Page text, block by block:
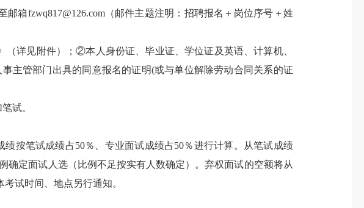
箱fzwq817@126.com（邮件主题注明：招聘报名＋岗位序号＋姓
详见附件）；②本人身份证、毕业证、学位证及英语、计算机、
主管部门出具的同意报名的证明(或与单位解除劳动合同关系的证
试。
按笔试成绩占50％、专业面试成绩占50％进行计算。从笔试成绩
确定面试人选（比例不足按实有人数确定）。弃权面试的空额将从
试时间、地点另行通知。